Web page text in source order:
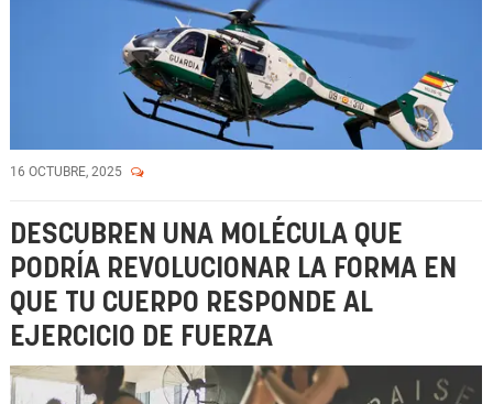
16 OCTUBRE, 2025
DESCUBREN UNA MOLÉCULA QUE
PODRÍA REVOLUCIONAR LA FORMA EN
QUE TU CUERPO RESPONDE AL
EJERCICIO DE FUERZA